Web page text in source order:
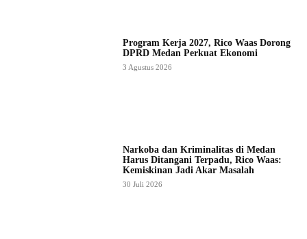
Program Kerja 2027, Rico Waas Dorong
DPRD Medan Perkuat Ekonomi
3 Agustus 2026
Narkoba dan Kriminalitas di Medan
Harus Ditangani Terpadu, Rico Waas:
Kemiskinan Jadi Akar Masalah
30 Juli 2026